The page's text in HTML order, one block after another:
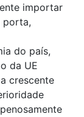
importar
porta,
do país,
da UE
crescente